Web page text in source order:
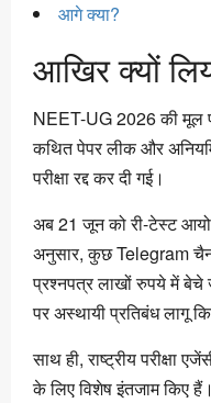
आगे क्या?
आखिर क्यों
NEET-UG 2026 की मूल
कथित पेपर लीक और
परीक्षा रद्द कर दी गई।
अब 21 जून को री-टेस्ट
अनुसार, कुछ Telegram
प्रश्नपत्र लाखों रुपये में बेचे
पर अस्थायी प्रतिबंध लागू
साथ ही, राष्ट्रीय परीक्षा
के लिए विशेष इंतजाम किए